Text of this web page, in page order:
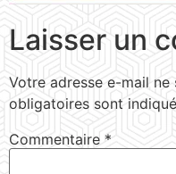
Laisser un
Votre adresse e-mail ne
obligatoires sont
Commentaire *